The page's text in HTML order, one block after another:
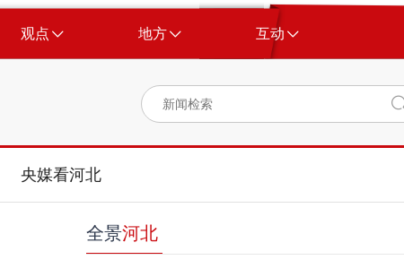
观点 地方 互动
央媒看河北
全景河北